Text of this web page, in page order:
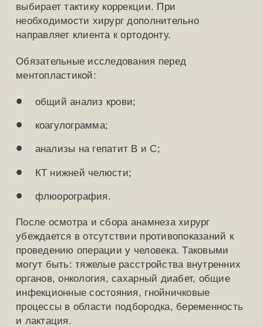
выбирает тактику коррекции. При
необходимости хирург дополнительно
направляет клиента к ортодонту.
Обязательные исследования перед
ментопластикой:
общий анализ крови;
коагулограмма;
анализы на гепатит B и C;
КТ нижней челюсти;
флюорография.
После осмотра и сбора анамнеза хирург
убеждается в отсутствии противопоказаний к
проведению операции у человека. Таковыми
могут быть: тяжелые расстройства внутренних
органов, онкология, сахарный диабет, общие
инфекционные состояния, гнойничковые
процессы в области подбородка, беременность
и лактация.